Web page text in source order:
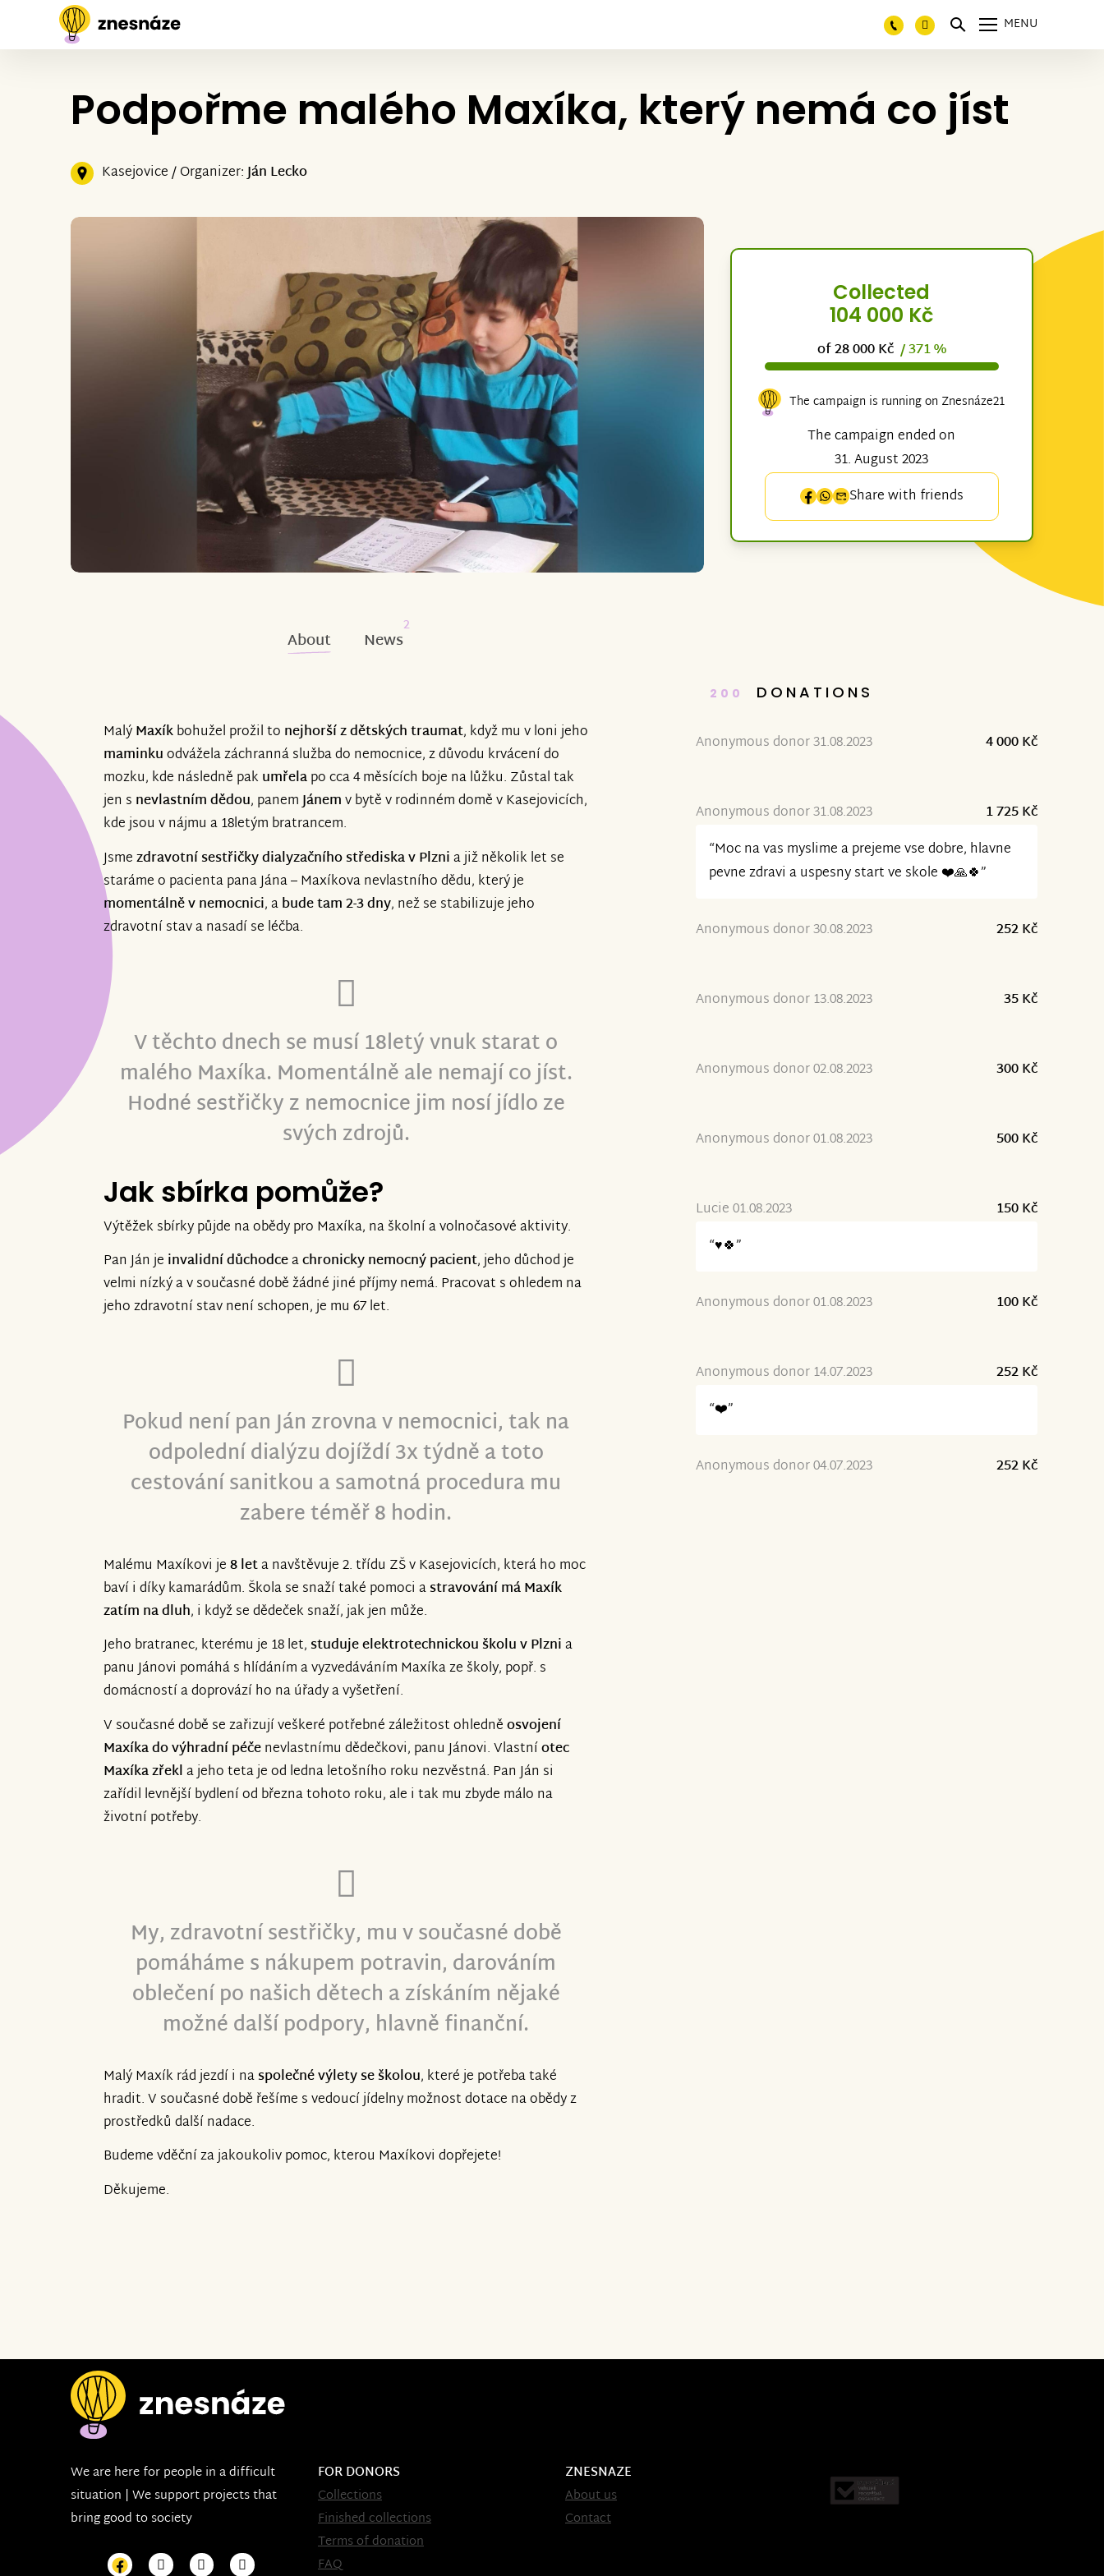
MENU
Podpořme malého Maxíka, který nemá co jíst
Kasejovice / Organizer:Ján Lecko
Collected
104 000 Kč
of 28 000 Kč / 371 %
The campaign is running on Znesnáze21
The campaign ended on
31. August 2023
Share with friends
About News
2
MalýMaxíkbohužel prožil to nejhorší z dětských traumat, když mu v loni jeho
maminkuodvážela záchranná služba do nemocnice, z důvodu krvácení do
mozku, kde následně pak umřelapo cca 4 měsících boje na lůžku. Zůstal tak
jen s nevlastním dědou, panemJánemv bytě v rodinném domě v Kasejovicích,
kde jsou v nájmu a 18letým bratrancem.
Jsmezdravotní sestřičky dialyzačního střediska v Plznia již několik let se
staráme o pacienta pana Jána – Maxíkova nevlastního dědu, který je
momentálně v nemocnici, abude tam 2-3 dny, než se stabilizuje jeho
zdravotní stav a nasadí se léčba.
V těchto dnech se musí 18letý vnuk starat o
malého Maxíka. Momentálně ale nemají co jíst.
Hodné sestřičky z nemocnice jim nosí jídlo ze
svých zdrojů.
Jak sbírka pomůže?
Výtěžek sbírky půjde na obědy pro Maxíka, na školní a volnočasové aktivity.
Pan Ján je invalidní důchodceachronicky nemocný pacient, jeho důchod je
velmi nízký a v současné době žádné jiné příjmy nemá. Pracovat s ohledem na
jeho zdravotní stav není schopen, je mu 67 let.
Pokud není pan Ján zrovna v nemocnici, tak na
odpolední dialýzu dojíždí 3x týdně a toto
cestování sanitkou a samotná procedura mu
zabere téměř 8 hodin.
Malému Maxíkovi je8 leta navštěvuje 2. třídu ZŠ v Kasejovicích, která ho moc
baví i díky kamarádům. Škola se snaží také pomoci astravování má Maxík
zatím na dluh, i když se dědeček snaží, jak jen může.
Jeho bratranec, kterému je 18 let,studuje elektrotechnickou školu v Plznia
panu Jánovi pomáhá s hlídáním a vyzvedáváním Maxíka ze školy, popř. s
domácností a doprovází ho na úřady a vyšetření.
V současné době se zařizují veškeré potřebné záležitost ohledněosvojení
Maxíka do výhradní péčenevlastnímu dědečkovi, panu Jánovi. Vlastníotec
Maxíka zřekla jeho teta je od ledna letošního roku nezvěstná. Pan Ján si
zařídil levnější bydlení od března tohoto roku, ale i tak mu zbyde málo na
životní potřeby.
My, zdravotní sestřičky, mu v současné době
pomáháme s nákupem potravin, darováním
oblečení po našich dětech a získáním nějaké
možné další podpory, hlavně finanční.
Malý Maxík rád jezdí i naspolečné výlety se školou, které je potřeba také
hradit. V současné době řešíme s vedoucí jídelny možnost dotace na obědy z
prostředků další nadace.
Budeme vděční za jakoukoliv pomoc, kterou Maxíkovi dopřejete!
Děkujeme.
200 DONATIONS
Anonymous donor 31.08.2023 4 000 Kč
Anonymous donor 31.08.2023
1 725 Kč
“Moc na vas myslime a prejeme vse dobre, hlavne
pevne zdravi a uspesny start ve skole ❤️🙏🍀”
Anonymous donor 30.08.2023 252 Kč
Anonymous donor 13.08.2023 35 Kč
Anonymous donor 02.08.2023 300 Kč
Anonymous donor 01.08.2023 500 Kč
Lucie 01.08.2023
150 Kč
“♥️🍀”
Anonymous donor 01.08.2023 100 Kč
Anonymous donor 14.07.2023
252 Kč
“❤️”
Anonymous donor 04.07.2023 252 Kč
We are here for people in a difficult
situation | We support projects that
bring good to society
FOR DONORS
Collections
Finished collections
Terms of donation
FAQ
ZNESNAZE
About us
Contact